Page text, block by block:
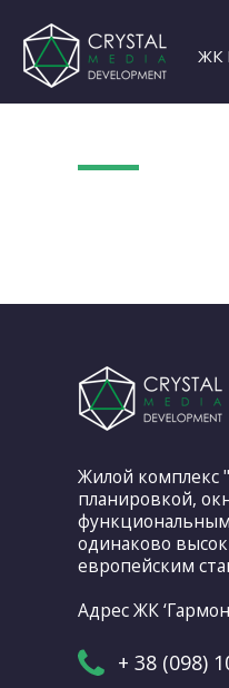
ЖК
Жилой комплекс
планировкой,
одинаково
европейским
Адрес ЖК
+ 38 (098)